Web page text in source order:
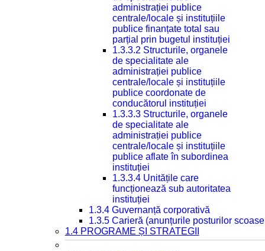
administrației publice
centrale/locale și instituțiile
publice finanțate total sau
parțial prin bugetul instituției
1.3.3.2 Structurile, organele
de specialitate ale
administrației publice
centrale/locale și instituțiile
publice coordonate de
conducătorul instituției
1.3.3.3 Structurile, organele
de specialitate ale
administrației publice
centrale/locale și instituțiile
publice aflate în subordinea
instituției
1.3.3.4 Unitățile care
funcționează sub autoritatea
instituției
1.3.4 Guvernanță corporativă
1.3.5 Carieră (anunțurile posturilor
1.4 PROGRAME ȘI STRATEGII